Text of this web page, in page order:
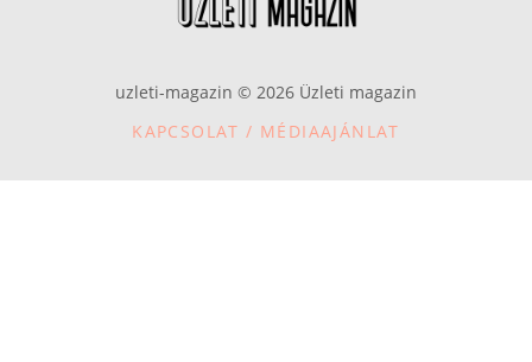
uzleti-magazin © 2026 Üzleti magazin
KAPCSOLAT / MÉDIAAJÁNLAT